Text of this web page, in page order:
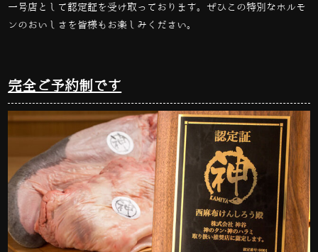
一号店として認定証を受け取っております。ぜひこの特別なホルモ
ンのおいしさを皆様もお楽しみください。
完全ご予約制です